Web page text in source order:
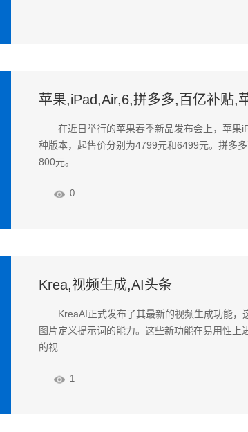
苹果,iPad,Air,6,拼多多,百亿补贴,
在近日举行的苹果春季新品发布会上，苹
种版本，起售价分别为4799元和6499元。拼多
800元。
0
Krea,视频生成,AI头条
KreaAI正式发布了其最新的视频生成功能
图片定义提示词的能力。这些新功能在易用性
的视
1